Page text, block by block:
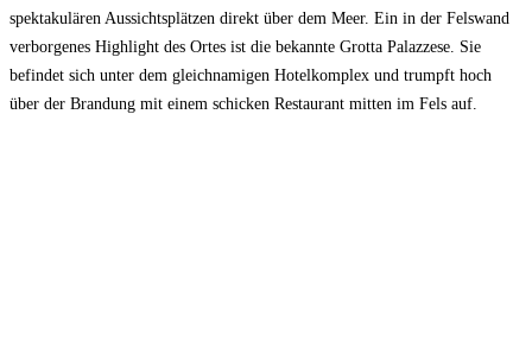
spektakulären Aussichtsplätzen direkt über dem Meer. Ein in der Felswand
verborgenes Highlight des Ortes ist die bekannte Grotta Palazzese. Sie
befindet sich unter dem gleichnamigen Hotelkomplex und trumpft hoch
über der Brandung mit einem schicken Restaurant mitten im Fels auf.